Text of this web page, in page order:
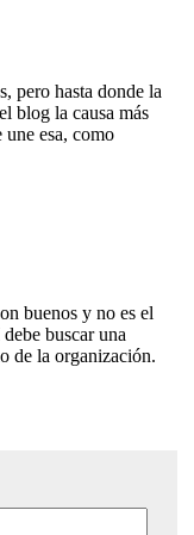
pero hasta donde la
blog la causa más
une esa, como
buenos y no es el
buscar una
de la organización.